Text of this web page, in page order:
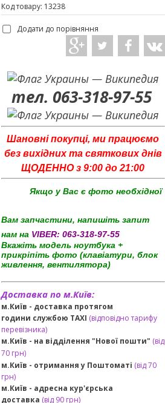
Код товару: 13238
Додати до порівняння
тел. 063-318-97-55
Шановні покупці, ми працюємо
без вихідних та святкових днів
ЩОДЕННО з 9:00 до 21:00
Якщо у Вас є фото необхідної
Вам запчастини, напишіть запит
нам на VIBER: 063-318-97-55
Вкажіть модель ноутбука +
прикріпіть фото (клавіатури, блок
живлення, вентилятора)
Доставка по м.Київ:
м.Київ - доставка протягом
години службою TAXI (відповідно тарифу
перевізника)
м.Київ - на відділення "Нової пошти" (від
70 грн)
м.Київ - отримання у Поштоматі (від 70
грн)
м.Київ - адресна кур'єрська
доставка (від90 грн)